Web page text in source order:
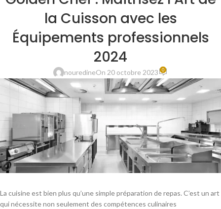
la Cuisson avec les
Équipements professionnels
2024
nouredineOn 20 octobre 2023 0
La cuisine est bien plus qu’une simple préparation de repas. C’est un art
qui nécessite non seulement des compétences culinaires